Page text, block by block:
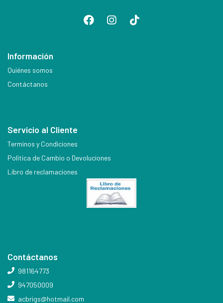
Información
Quiénes somos
Contáctanos
Servicio al Cliente
Terminos y Condiciones
Política de Cambio o Devoluciones
Libro de reclamaciones
Contáctanos
981164773
947050009
acbrigs@hotmail.com